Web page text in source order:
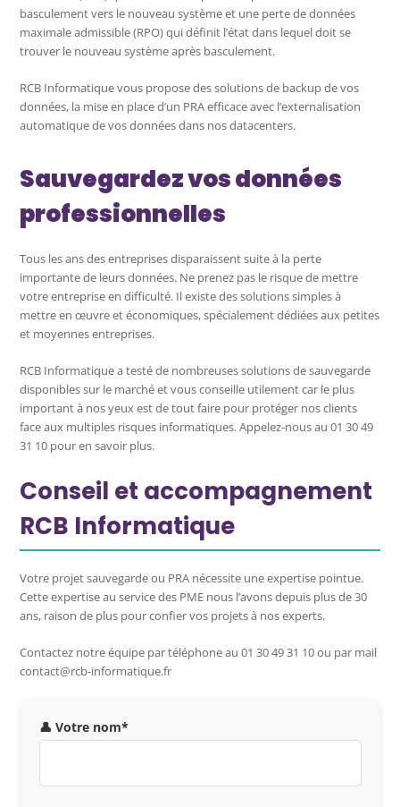
basculement vers le nouveau système et une perte de données
maximale admissible (RPO) qui définit l’état dans lequel doit se
trouver le nouveau système après basculement.
RCB Informatique vous propose des solutions de backup de vos
données, la mise en place d’un PRA efficace avec l’externalisation
automatique de vos données dans nos datacenters.
Sauvegardez vos données
professionnelles
Tous les ans des entreprises disparaissent suite à la perte
importante de leurs données. Ne prenez pas le risque de mettre
votre entreprise en difficulté. Il existe des solutions simples à
mettre en œuvre et économiques, spécialement dédiées aux petites
et moyennes entreprises.
RCB Informatique a testé de nombreuses solutions de sauvegarde
disponibles sur le marché et vous conseille utilement car le plus
important à nos yeux est de tout faire pour protéger nos clients
face aux multiples risques informatiques. Appelez-nous au 01 30 49
31 10 pour en savoir plus.
Conseil et accompagnement
RCB Informatique
Votre projet sauvegarde ou PRA nécessite une expertise pointue.
Cette expertise au service des PME nous l’avons depuis plus de 30
ans, raison de plus pour confier vos projets à nos experts.
Contactez notre équipe par téléphone au 01 30 49 31 10 ou par mail
contact@rcb-informatique.fr
👤 Votre nom*